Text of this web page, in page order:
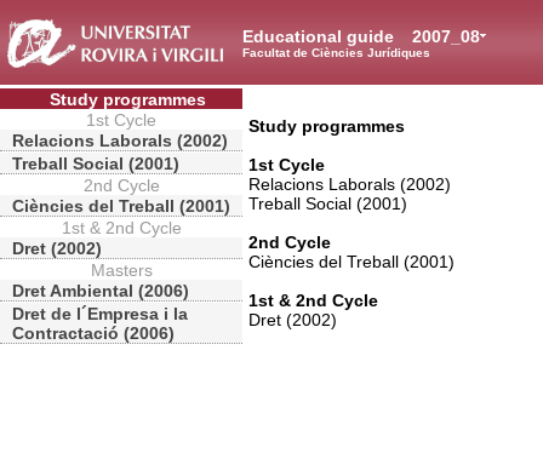
2007_08
Educational guide
Facultat de Ciències Jurídiques
Study programmes
1st Cycle
Relacions Laborals (2002)
Treball Social (2001)
2nd Cycle
Ciències del Treball (2001)
1st & 2nd Cycle
Dret (2002)
Masters
Dret Ambiental (2006)
Dret de l´Empresa i la
Contractació (2006)
Study programmes
1st Cycle
Relacions Laborals (2002)
Treball Social (2001)
2nd Cycle
Ciències del Treball (2001)
1st & 2nd Cycle
Dret (2002)